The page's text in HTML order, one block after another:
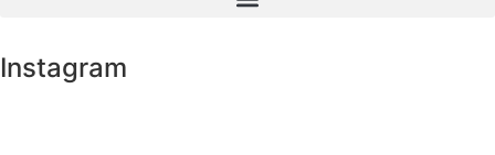
Instagram